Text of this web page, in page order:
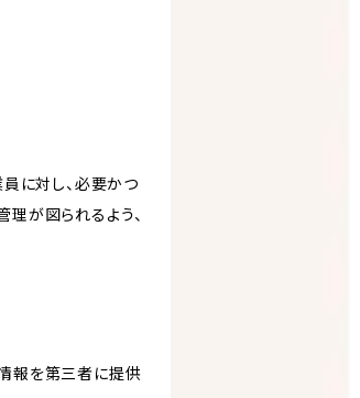
に対し、必要かつ
が図られるよう、
報を第三者に提供